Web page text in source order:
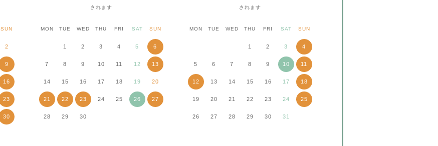
SUN
2
9
16
23
30
されます
MON TUE WED THU FRI SAT SUN
1 2 3 4 5 6
7 8 9 10 11 12 13
14 15 16 17 18 19 20
21 22 23 24 25 26 27
28 29 30
されます
MON TUE WED THU FRI SAT SUN
1 2 3 4
5 6 7 8 9 10 11
12 13 14 15 16 17 18
19 20 21 22 23 24 25
26 27 28 29 30 31